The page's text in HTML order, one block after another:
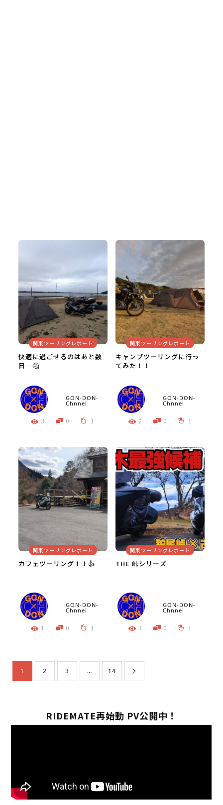
関東ツーリングレポート
快適に過ごせるのはあと数
日…🤔
GON-DON-
Chnnel
3 0 1
関東ツーリングレポート
キャンプツーリングに行っ
てみた！！
GON-DON-
Chnnel
2 0 1
関東ツーリングレポート
カフェツーリング！！👍
GON-DON-
Chnnel
1 0 1
関東ツーリングレポート
THE 峠シリーズ
GON-DON-
Chnnel
3 0 1
1 2 3 … 14 
RIDEMATE再始動 PV公開中！